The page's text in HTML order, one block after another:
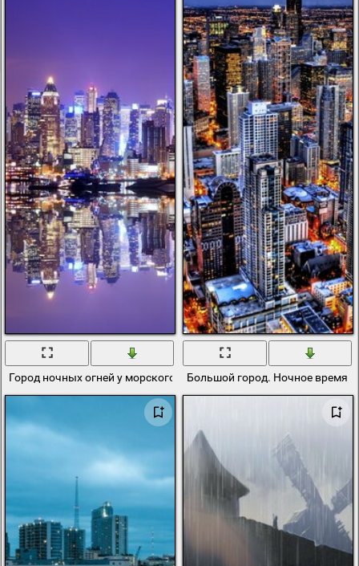
Город ночных огней у морского побережьяБольшой город. Ночное время